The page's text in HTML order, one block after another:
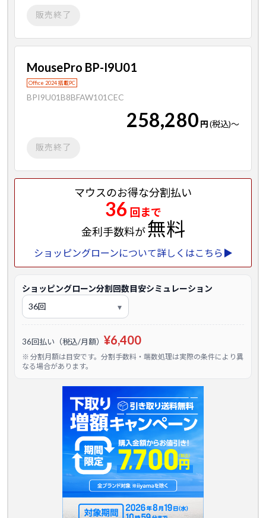
販売終了
MousePro BP-I9U01
Office 2024 搭載PC
BPI9U01B8BFAW101CEC
258,280 円(税込)～
販売終了
マウスのお得な分割払い
36 回まで
金利手数料が無料
ショッピングローンについて詳しくはこちら▶
ショッピングローン分割回数目安シミュレーション
36回払い（税込/月額） ¥6,400
※ 分割月額は目安です。分割手数料・端数処理は実際の条件により異
なる場合があります。